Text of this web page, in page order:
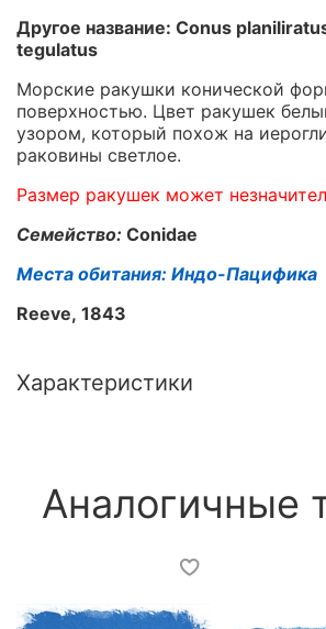
Другое название: Conus
tegulatus
Морские ракушки конической
поверхностью. Цвет ракушек
узором, который похож на
раковины светлое.
Размер ракушек может
Семейство: Conidae
Места обитания: Индо-Пацифика
Reeve, 1843
Характеристики
Аналогичные